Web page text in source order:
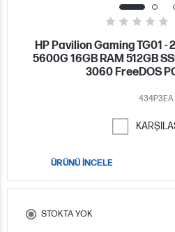
HP Pavilion Gaming TG01 -
5600G 16GB RAM 512GB
3060 FreeDOS
434P3EA
ÜRÜNÜ İNCELE
STOKTA YOK